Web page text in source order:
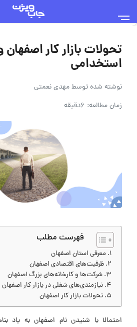
تحولات بازار کار اصفهان
استخدامی
نوشته شده توسطمهدی نعمتی
زمان مطالعه: 6دقیقه
فهرست مطلب
معرفی استان اصفهان
ظرفیت‌های اقتصادی اصفهان
شرکت‌ها و کارخانه‌های بزرگ اصفهان
نیازمندی‌های شغلی در بازار کار اصفهان
تحولات بازار کار اصفهان
احتمالا با شنیدن نام اصفهان به یاد